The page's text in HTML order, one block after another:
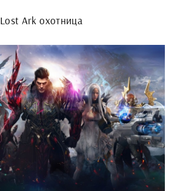
Lost Ark охотница